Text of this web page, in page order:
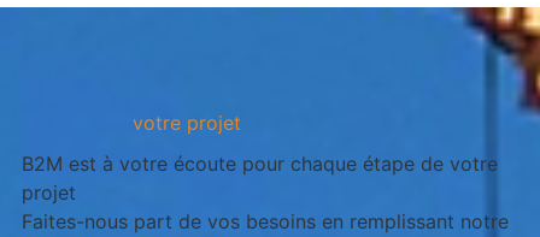
votre projet
B2M est à votre écoute pour chaque étape de votre
projet
Faites-nous part de vos besoins en remplissant notre